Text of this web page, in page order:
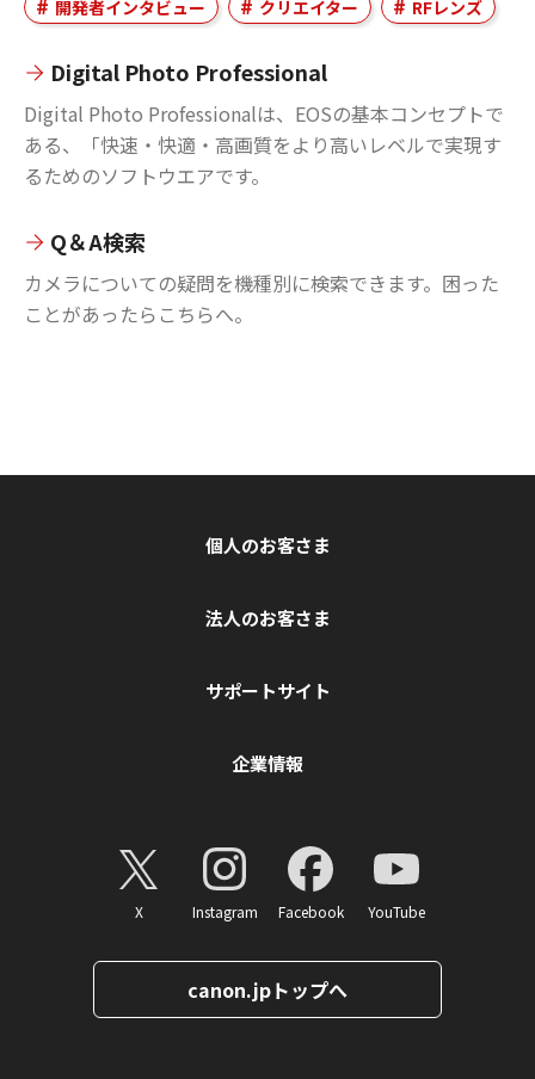
開発者インタビュー
クリエイター RFレンズ
Digital Photo Professional
Digital Photo Professionalは、EOSの基本コンセプトで
ある、「快速・快適・高画質をより高いレベルで実現す
るためのソフトウエアです。
Q＆A検索
カメラについての疑問を機種別に検索できます。困った
ことがあったらこちらへ。
個人のお客さま
法人のお客さま
サポートサイト
企業情報
X Instagram Facebook YouTube
canon.jpトップへ